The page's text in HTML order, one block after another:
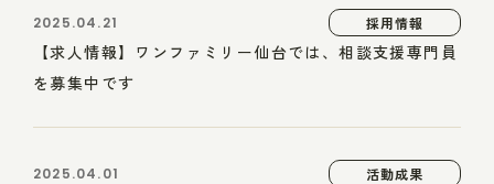
2025.04.21 採用情報
【求人情報】ワンファミリー仙台では、相談支援専門員
を募集中です
2025.04.01 活動成果